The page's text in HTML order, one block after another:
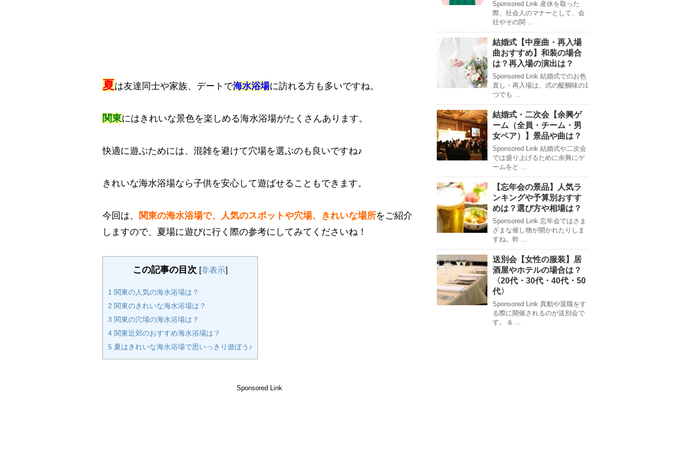
夏は友達同士や家族、デートで海水浴場に訪れる方も多いですね。
関東にはきれいな景色を楽しめる海水浴場がたくさんあります。
快適に遊ぶためには、混雑を避けて穴場を選ぶのも良いですね♪
きれいな海水浴場なら子供を安心して遊ばせることもできます。
今回は、 関東の海水浴場で、人気のスポットや穴場、きれいな場所をご紹介
しますので、夏場に遊びに行く際の参考にしてみてくださいね！
この記事の目次 [非表示]
1 関東の人気の海水浴場は？
2 関東のきれいな海水浴場は？
3 関東の穴場の海水浴場は？
4 関東近郊のおすすめ海水浴場は？
5 夏はきれいな海水浴場で思いっきり遊ぼう♪
Sponsored Link
Sponsored Link 産休を取った
際、社会人のマナーとして、会
社やその関 …
結婚式【中座曲・再入場
曲おすすめ】和装の場合
は？再入場の演出は？
Sponsored Link 結婚式でのお色
直し・再入場は、式の醍醐味の1
つでも …
結婚式・二次会【余興ゲ
ーム（全員・チーム・男
女ペア）】景品や曲は？
Sponsored Link 結婚式や二次会
では盛り上げるために余興にゲ
ームをと …
【忘年会の景品】人気ラ
ンキングや予算別おすす
めは？選び方や相場は？
Sponsored Link 忘年会ではさま
ざまな催し物が開かれたりしま
すね。幹 …
送別会【女性の服装】居
酒屋やホテルの場合は？
〈20代・30代・40代・50
代〉
Sponsored Link 異動や退職をす
る際に開催されるのが送別会で
す。 & …